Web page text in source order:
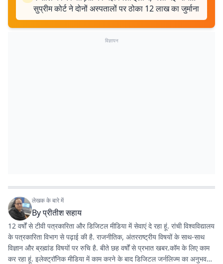
सुप्रीम कोर्ट ने दोनों अस्पतालों पर ठोका 12 लाख का जुर्माना
विज्ञापन
लेखक के बारे में
Byप्रीतीश सहाय
12 वर्षों से टीवी पत्रकारिता और डिजिटल मीडिया में सेवाएं दे रहा हूं. रांची विश्वविद्यालय
के पत्रकारिता विभाग से पढ़ाई की है. राजनीतिक, अंतरराष्ट्रीय विषयों के साथ-साथ
विज्ञान और ब्रह्मांड विषयों पर रुचि है. बीते छह वर्षों से प्रभात खबर.कॉम के लिए काम
कर रहा हूं. इलेक्ट्रॉनिक मीडिया में काम करने के बाद डिजिटल जर्नलिज्म का अनुभव